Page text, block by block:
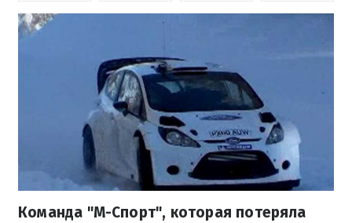
Команда "М-Спорт", которая потеряла